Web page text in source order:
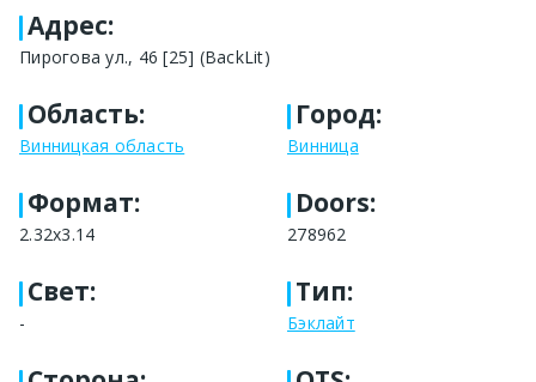
Адрес:
Пирогова ул., 46 [25] (BackLit)
Область:
Винницкая область
Город:
Винница
Формат:
2.32x3.14
Doors:
278962
Свет:
-
Тип:
Бэклайт